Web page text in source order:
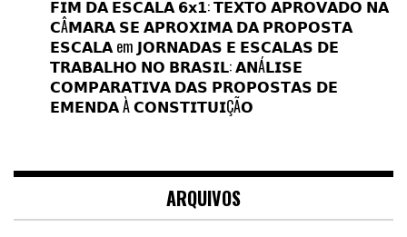
𝗙𝗜𝗠 𝗗𝗔 𝗘𝗦𝗖𝗔𝗟𝗔 𝟲𝘅𝟭: 𝗧𝗘𝗫𝗧𝗢 𝗔𝗣𝗥𝗢𝗩𝗔𝗗𝗢 𝗡𝗔
𝗖Â𝗠𝗔𝗥𝗔 𝗦𝗘 𝗔𝗣𝗥𝗢𝗫𝗜𝗠𝗔 𝗗𝗔 𝗣𝗥𝗢𝗣𝗢𝗦𝗧𝗔
𝗘𝗦𝗖𝗔𝗟𝗔em 𝗝𝗢𝗥𝗡𝗔𝗗𝗔𝗦 𝗘 𝗘𝗦𝗖𝗔𝗟𝗔𝗦 𝗗𝗘
𝗧𝗥𝗔𝗕𝗔𝗟𝗛𝗢 𝗡𝗢 𝗕𝗥𝗔𝗦𝗜𝗟: 𝗔𝗡Á𝗟𝗜𝗦𝗘
𝗖𝗢𝗠𝗣𝗔𝗥𝗔𝗧𝗜𝗩𝗔 𝗗𝗔𝗦 𝗣𝗥𝗢𝗣𝗢𝗦𝗧𝗔𝗦 𝗗𝗘
𝗘𝗠𝗘𝗡𝗗𝗔 À 𝗖𝗢𝗡𝗦𝗧𝗜𝗧𝗨𝗜ÇÃ𝗢
ARQUIVOS